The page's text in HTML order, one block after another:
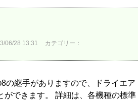
06/28 13:31
カテゴリー：
の継手がありますので、ドライエア
ができます。 詳細は、各機種の標準